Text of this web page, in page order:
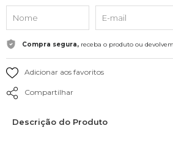
Compra segura, receba o produto ou
Adicionar aos favoritos
Compartilhar
Descrição do Produto